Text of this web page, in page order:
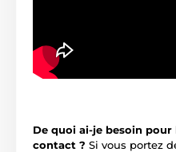
De quoi ai-je besoin
contact ? Si vous portez